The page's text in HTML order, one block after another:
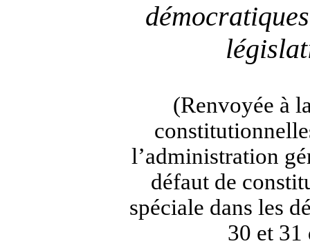
(Renvoyée à
l’administration
défaut de
spéciale dans les
30 et 31